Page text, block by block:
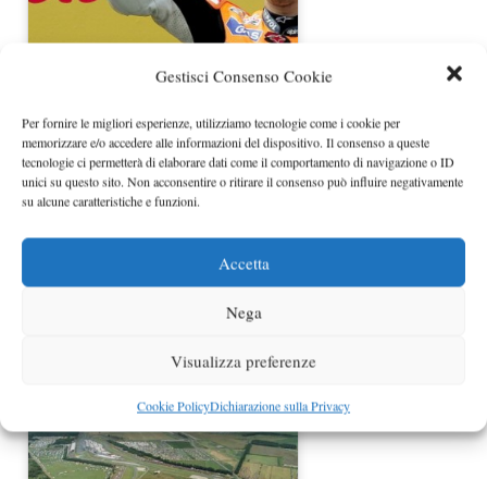
Gestisci Consenso Cookie
Per fornire le migliori esperienze, utilizziamo tecnologie come i cookie per
memorizzare e/o accedere alle informazioni del dispositivo. Il consenso a queste
tecnologie ci permetterà di elaborare dati come il comportamento di navigazione o ID
unici su questo sito. Non acconsentire o ritirare il consenso può influire negativamente
su alcune caratteristiche e funzioni.
Accetta
Nega
Visualizza preferenze
Cookie PolicyDichiarazione sulla Privacy
per Simoncelli…